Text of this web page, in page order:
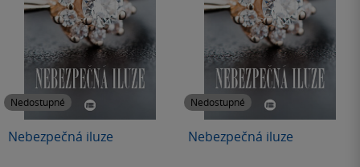
Nedostupné
Nebezpečná iluze
Nedostupné
Nebezpečná iluze